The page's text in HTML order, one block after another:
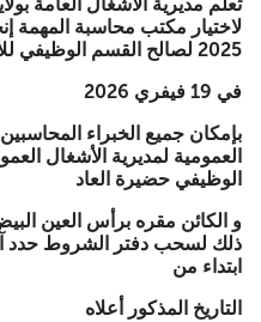
القسم الوظيفي للأشغال
في 19 فيفري 2026
بإمكان جميع الخبراء
لمديرية الأشغال العمومية
لسحب دفتر الشروط حدد آخر أجل لإيداع
التاريخ المذكور أعلاه
الوثائق المطلوبة
لاختيار مكتب محاسبة المهمة
2025 لصالح القسم الوظيفي للأشغال العمومية (حصيرة العناد)
في 19 فيفري 2026
بإمكان جميع الخبراء
العمومية لمديرية الأشغال
الوظيفي حضيرة العاد
ابتداء من
التاريخ المذكور أعلاه